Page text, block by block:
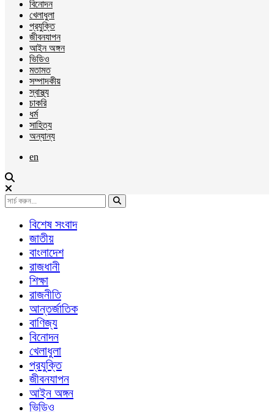
বিনোদন
খেলাধুলা
প্রযুক্তি
জীবনযাপন
আইন অঙ্গন
ভিডিও
মতামত
সম্পাদকীয়
স্বাস্থ্য
চাকরি
ধর্ম
সাহিত্য
অন্যান্য
en
বিশেষ সংবাদ
জাতীয়
বাংলাদেশ
রাজধানী
শিক্ষা
রাজনীতি
আন্তর্জাতিক
বাণিজ্য
বিনোদন
খেলাধুলা
প্রযুক্তি
জীবনযাপন
আইন অঙ্গন
ভিডিও